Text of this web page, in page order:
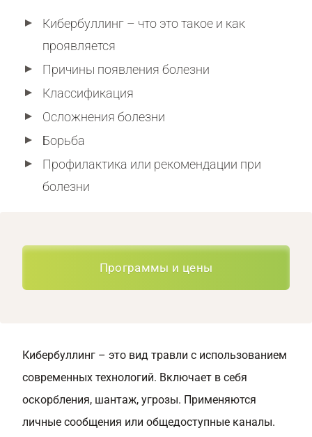
Кибербуллинг – что это такое и как
проявляется
Причины появления болезни
Классификация
Осложнения болезни
Борьба
Профилактика или рекомендации при
болезни
Программы и цены
Кибербуллинг – это вид травли с использованием
современных технологий. Включает в себя
оскорбления, шантаж, угрозы. Применяются
личные сообщения или общедоступные каналы.